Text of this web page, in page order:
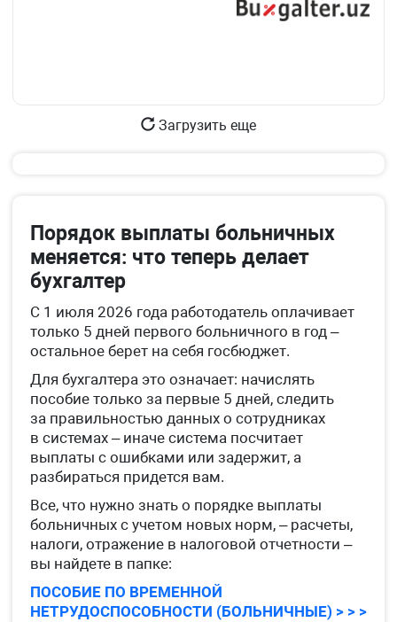
Загрузить еще
Порядок выплаты больничных
меняется: что теперь делает
бухгалтер
С 1 июля 2026 года работодатель оплачивает
только 5 дней первого больничного в год –
остальное берет на себя госбюджет.
Для бухгалтера это означает: начислять
пособие только за первые 5 дней, следить
за правильностью данных о сотрудниках
в системах – иначе система посчитает
выплаты с ошибками или задержит, а
разбираться придется вам.
Все, что нужно знать о порядке выплаты
больничных с учетом новых норм, – расчеты,
налоги, отражение в налоговой отчетности –
вы найдете в папке:
ПОСОБИЕ ПО ВРЕМЕННОЙ
НЕТРУДОСПОСОБНОСТИ (БОЛЬНИЧНЫЕ) > > >